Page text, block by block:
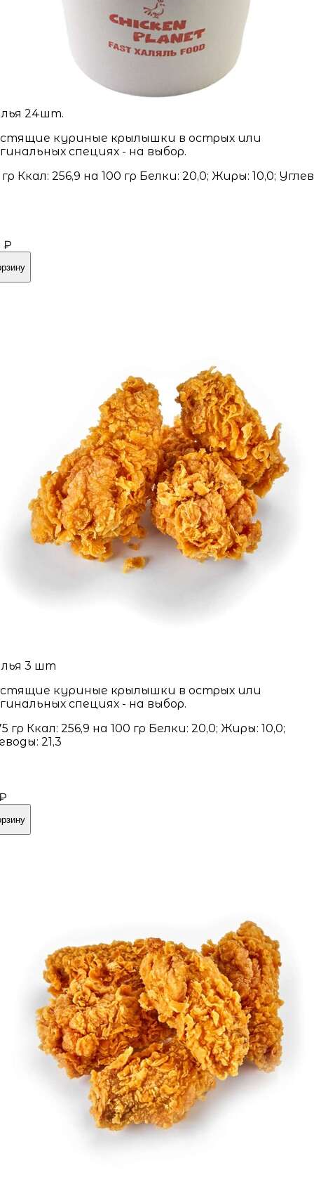
24шт.
куриные крылышки в острых или
специях - на выбор.
Ккал: 256,9 на 100 гр Белки: 20,0; Жиры: 10,0;
₽
3 шт
куриные крылышки в острых или
специях - на выбор.
гр Ккал: 256,9 на 100 гр Белки: 20,0; Жиры: 10,0;
21,3